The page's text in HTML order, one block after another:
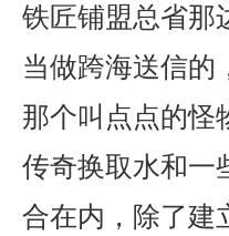
铁匠铺盟总省那
当做跨海送信的
那个叫点点的怪
传奇换取水和一
合在内，除了建